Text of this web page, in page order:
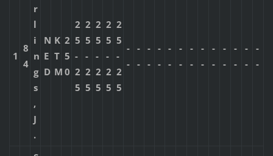
1
8
4
r
l
i
n
g
s
,
J
.
N
E
D
K
T
M
2
5
0
2
5
-
2
5
2
5
-
2
5
2
5
-
2
5
2
5
-
2
5
2
5
-
2
5
-
-
-
-
-
-
-
-
-
-
-
-
-
-
-
-
-
-
-
-
-
-
-
-
-
-